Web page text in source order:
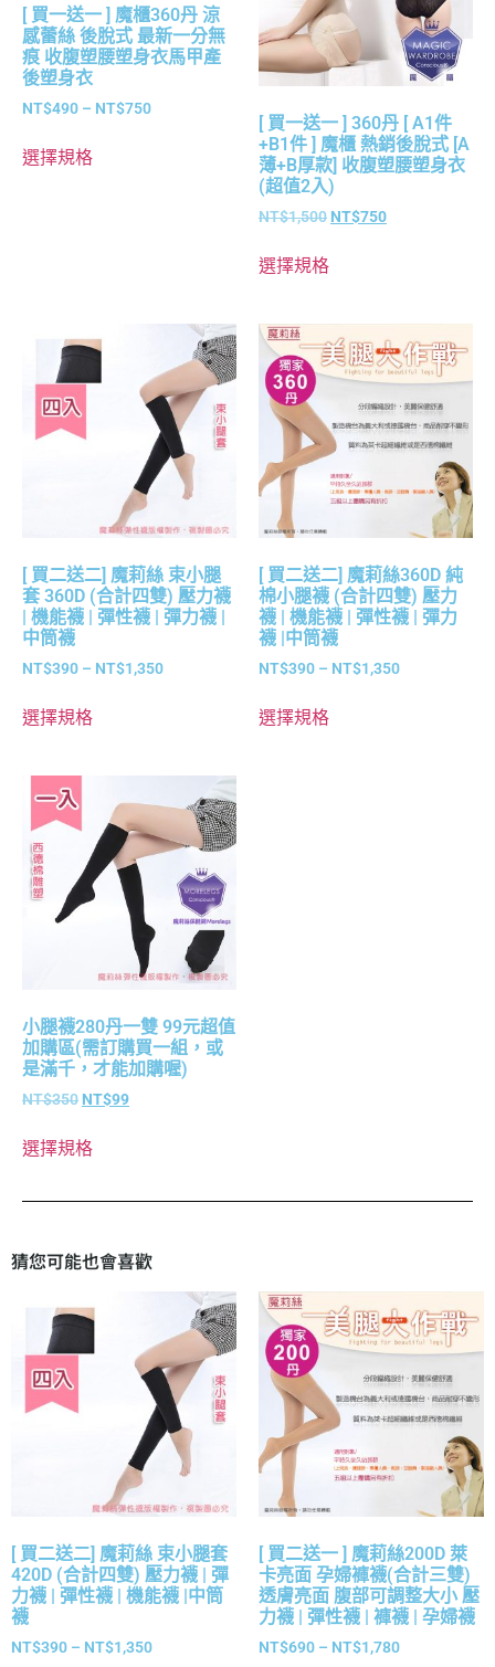
[ 買一送一 ] 魔櫃360丹 涼
感蕾絲 後脫式 最新一分無
痕 收腹塑腰塑身衣馬甲產
後塑身衣
NT$490 – NT$750
選擇規格
[ 買一送一 ] 360丹 [ A1件
+B1件 ] 魔櫃 熱銷後脫式 [A
薄+B厚款] 收腹塑腰塑身衣
(超值2入)
NT$1,500 NT$750
選擇規格
[ 買二送二] 魔莉絲 束小腿
套 360D (合計四雙) 壓力襪
| 機能襪 | 彈性襪 | 彈力襪 |
中筒襪
NT$390 – NT$1,350
選擇規格
[ 買二送二] 魔莉絲360D 純
棉小腿襪 (合計四雙) 壓力
襪 | 機能襪 | 彈性襪 | 彈力
襪 |中筒襪
NT$390 – NT$1,350
選擇規格
小腿襪280丹一雙 99元超值
加購區(需訂購買一組，或
是滿千，才能加購喔)
NT$350 NT$99
選擇規格
猜您可能也會喜歡
[ 買二送二] 魔莉絲 束小腿套
420D (合計四雙) 壓力襪 | 彈
力襪 | 彈性襪 | 機能襪 |中筒
襪
NT$390 – NT$1,350
[ 買二送一 ] 魔莉絲200D 萊
卡亮面 孕婦褲襪(合計三雙)
透膚亮面 腹部可調整大小 壓
力襪 | 彈性襪 | 褲襪 | 孕婦襪
NT$690 – NT$1,780